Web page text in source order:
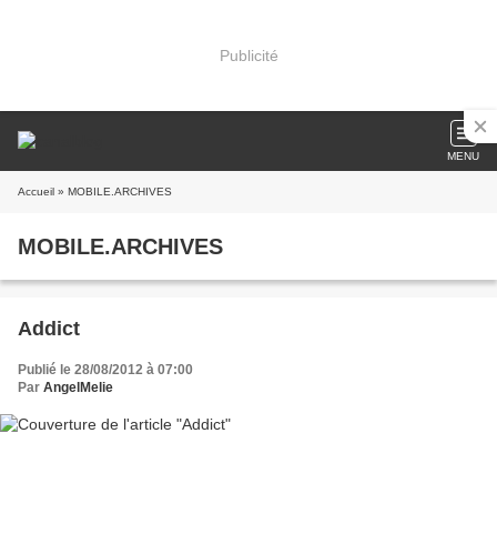
Publicité
MENU
Accueil » MOBILE.ARCHIVES
MOBILE.ARCHIVES
Addict
Publié le 28/08/2012 à 07:00
Par AngelMelie